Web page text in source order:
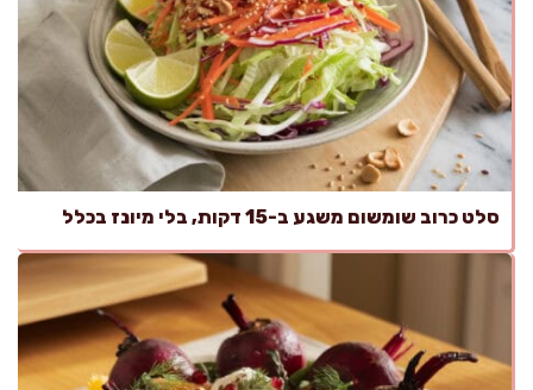
סלט כרוב שומשום משגע ב-15 דקות, בלי מיונז בכלל